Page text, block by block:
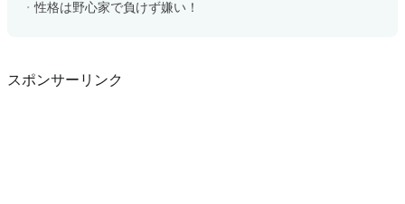
性格は野心家で負けず嫌い！
スポンサーリンク